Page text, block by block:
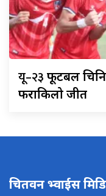
यू–२३ फूटबल
फराकिलो जीत
चितवन भ्वाईस